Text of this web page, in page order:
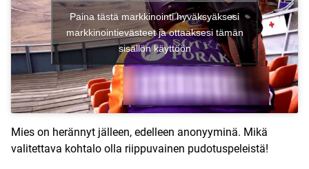
Paina tästä markkinointi hyväksyäksesi
markkinointievästeet ja ottaaksesi tämän
sisällön käyttöön
Mies on herännyt jälleen, edelleen anonyyminä. Mikä
valitettava kohtalo olla riippuvainen pudotuspeleistä!